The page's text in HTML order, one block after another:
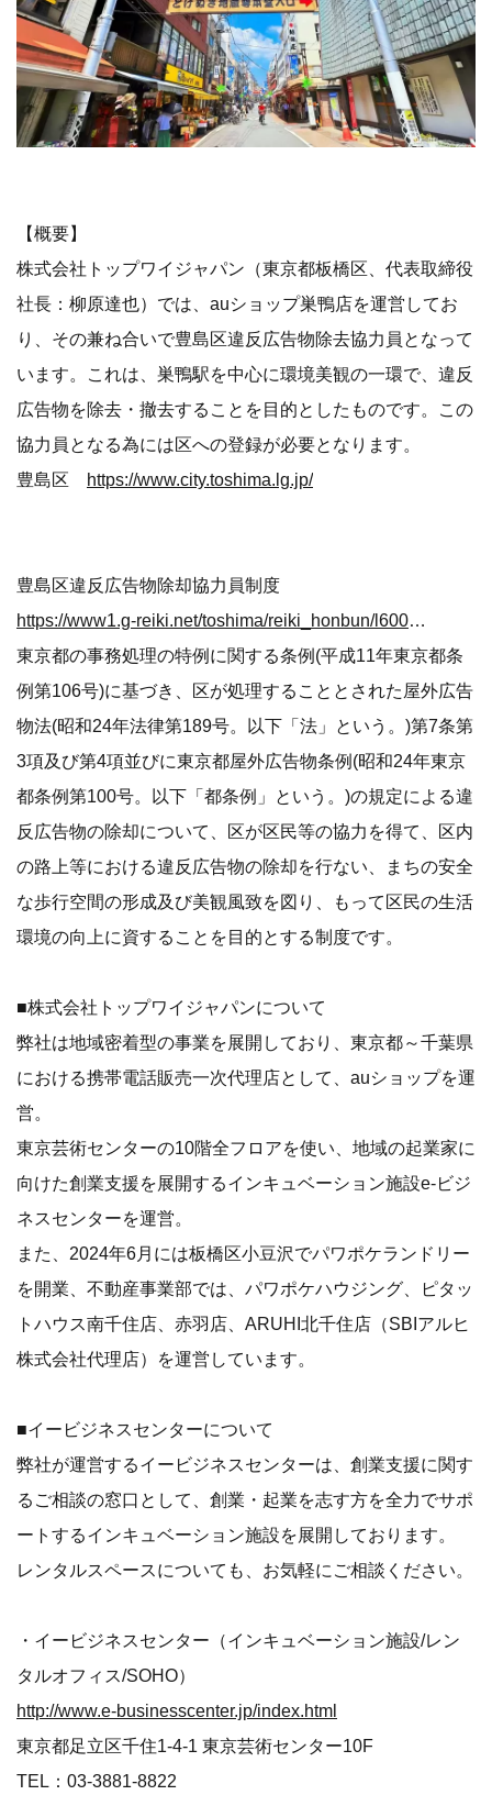
【概要】
株式会社トップワイジャパン（東京都板橋区、代表取締役
社長：柳原達也）では、auショップ巣鴨店を運営してお
り、その兼ね合いで豊島区違反広告物除去協力員となって
います。これは、巣鴨駅を中心に環境美観の一環で、違反
広告物を除去・撤去することを目的としたものです。この
協力員となる為には区への登録が必要となります。
豊島区 https://www.city.toshima.lg.jp/
豊島区違反広告物除却協力員制度
https://www1.g-reiki.net/toshima/reiki_honbun/l600RG00001934.html
東京都の事務処理の特例に関する条例(平成11年東京都条
例第106号)に基づき、区が処理することとされた屋外広告
物法(昭和24年法律第189号。以下「法」という。)第7条第
3項及び第4項並びに東京都屋外広告物条例(昭和24年東京
都条例第100号。以下「都条例」という。)の規定による違
反広告物の除却について、区が区民等の協力を得て、区内
の路上等における違反広告物の除却を行ない、まちの安全
な歩行空間の形成及び美観風致を図り、もって区民の生活
環境の向上に資することを目的とする制度です。
■株式会社トップワイジャパンについて
弊社は地域密着型の事業を展開しており、東京都～千葉県
における携帯電話販売一次代理店として、auショップを運
営。
東京芸術センターの10階全フロアを使い、地域の起業家に
向けた創業支援を展開するインキュベーション施設e-ビジ
ネスセンターを運営。
また、2024年6月には板橋区小豆沢でパワポケランドリー
を開業、不動産事業部では、パワポケハウジング、ピタッ
トハウス南千住店、赤羽店、ARUHI北千住店（SBIアルヒ
株式会社代理店）を運営しています。
■イービジネスセンターについて
弊社が運営するイービジネスセンターは、創業支援に関す
るご相談の窓口として、創業・起業を志す方を全力でサポ
ートするインキュベーション施設を展開しております。
レンタルスペースについても、お気軽にご相談ください。
・イービジネスセンター（インキュベーション施設/レン
タルオフィス/SOHO）
http://www.e-businesscenter.jp/index.html
東京都足立区千住1-4-1 東京芸術センター10F
TEL：03-3881-8822